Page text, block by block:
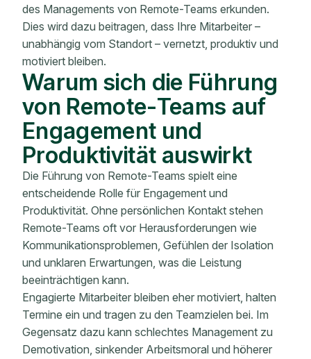
des Managements von Remote-Teams erkunden.
Dies wird dazu beitragen, dass Ihre Mitarbeiter –
unabhängig vom Standort – vernetzt, produktiv und
motiviert bleiben.
Warum sich die Führung
von Remote-Teams auf
Engagement und
Produktivität auswirkt
Die Führung von Remote-Teams spielt eine
entscheidende Rolle für Engagement und
Produktivität. Ohne persönlichen Kontakt stehen
Remote-Teams oft vor Herausforderungen wie
Kommunikationsproblemen, Gefühlen der Isolation
und unklaren Erwartungen, was die Leistung
beeinträchtigen kann.
Engagierte Mitarbeiter bleiben eher motiviert, halten
Termine ein und tragen zu den Teamzielen bei. Im
Gegensatz dazu kann schlechtes Management zu
Demotivation, sinkender Arbeitsmoral und höherer